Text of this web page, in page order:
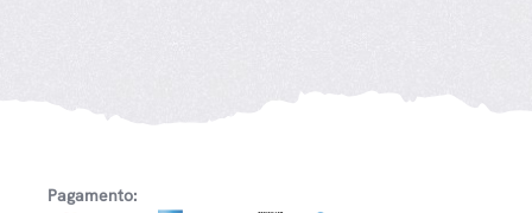
Pagamento: